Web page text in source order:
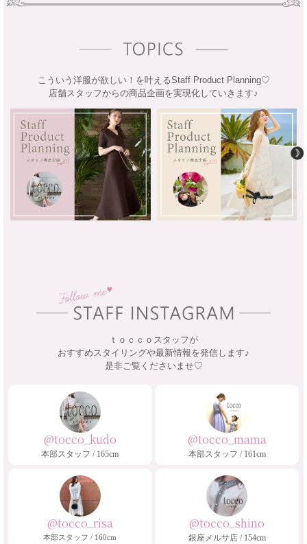
こういう洋服が欲しい！を叶えるStaff Product Planning♡
店舗スタッフからの商品企画を実現化していきます♪
ｔｏｃｃｏスタッフが
おすすめスタイリングや最新情報を発信します♪
是非ご覧くださいませ♡
@tocco_kudo
本部スタッフ / 165cm
@tocco_mama
本部スタッフ / 161cm
@tocco_risa
本部スタッフ / 160cm
@tocco_shino
銀座メルサ店 / 154cm